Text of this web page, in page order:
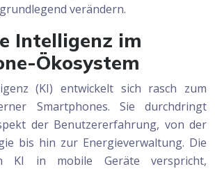
verändern.
Intelligenz im
Ökosystem
(KI) entwickelt sich rasch zum
Smartphones. Sie durchdringt
der Benutzererfahrung, von der
bis hin zur Energieverwaltung. Die
KI in mobile Geräte verspricht,